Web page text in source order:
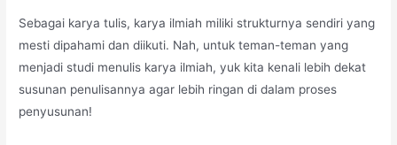
Sebagai karya tulis, karya ilmiah miliki strukturnya sendiri yang
mesti dipahami dan diikuti. Nah, untuk teman-teman yang
menjadi studi menulis karya ilmiah, yuk kita kenali lebih dekat
susunan penulisannya agar lebih ringan di dalam proses
penyusunan!